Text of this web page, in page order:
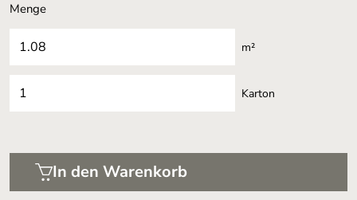
Menge
m²
Karton
In den Warenkorb